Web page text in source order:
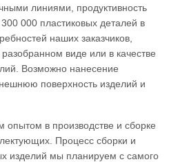
линиями, продуктивность
000 пластиковых деталей в
наших заказчиков,
виде или в качестве
Возможно нанесение
поверхность изделий и
в производстве и сборке
Процесс сборки и
изделий мы планируем с самого